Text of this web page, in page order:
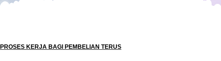
PROSES KERJA BAGI PEMBELIAN TERUS